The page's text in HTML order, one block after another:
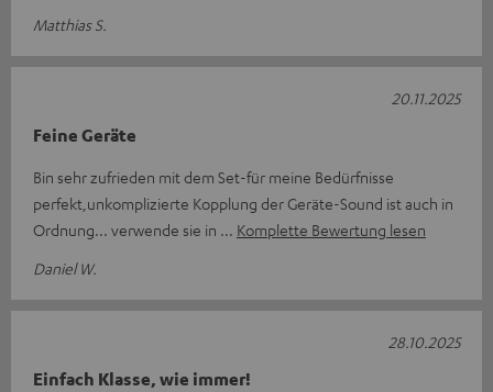
Matthias S.
Feine Geräte
Bin sehr zufrieden mit dem Set-für meine Bedürfnisse
perfekt,unkomplizierte Kopplung der Geräte-Sound ist auch in
Ordnung... verwende sie in
Komplette Bewertung lesen
Daniel W.
20.11.2025
Einfach Klasse, wie immer!
28.10.2025